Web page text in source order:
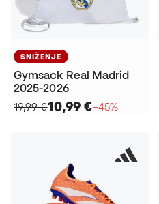
SNIŽENJE
Gymsack Real Madrid
2025-2026
19,99 €10,99 €−45%